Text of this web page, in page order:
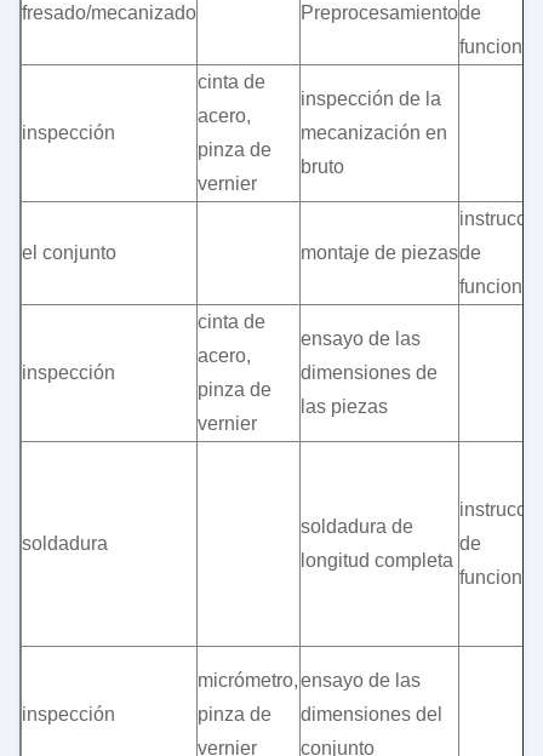
fresado/mecanizado Preprocesamientode
inspección
cinta de
acero,
pinza de
vernier
inspección de la
mecanización en
bruto
el conjunto montaje de piezasde
inspección
cinta de
acero,
pinza de
vernier
ensayo de las
dimensiones de
las piezas
soldadura
soldadura de
longitud completa
de
inspección
micrómetro,
pinza de
vernier
ensayo de las
dimensiones del
conjunto